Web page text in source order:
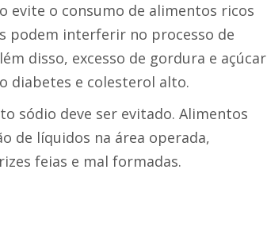
evite o consumo de alimentos ricos
podem interferir no processo de
disso, excesso de gordura e açúcar
diabetes e colesterol alto.
sódio deve ser evitado. Alimentos
de líquidos na área operada,
feias e mal formadas.